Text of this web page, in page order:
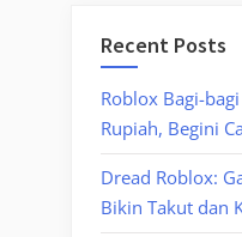
Recent Posts
Roblox Bagi-
Rupiah, Begini
Dread Roblox:
Bikin Takut dan